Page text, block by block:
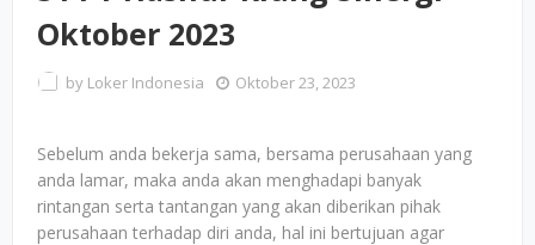
Oktober 2023
by Loker Indonesia Oktober 23, 2023
Sebelum anda bekerja sama, bersama perusahaan yang
anda lamar, maka anda akan menghadapi banyak
rintangan serta tantangan yang akan diberikan pihak
perusahaan terhadap diri anda, hal ini bertujuan agar